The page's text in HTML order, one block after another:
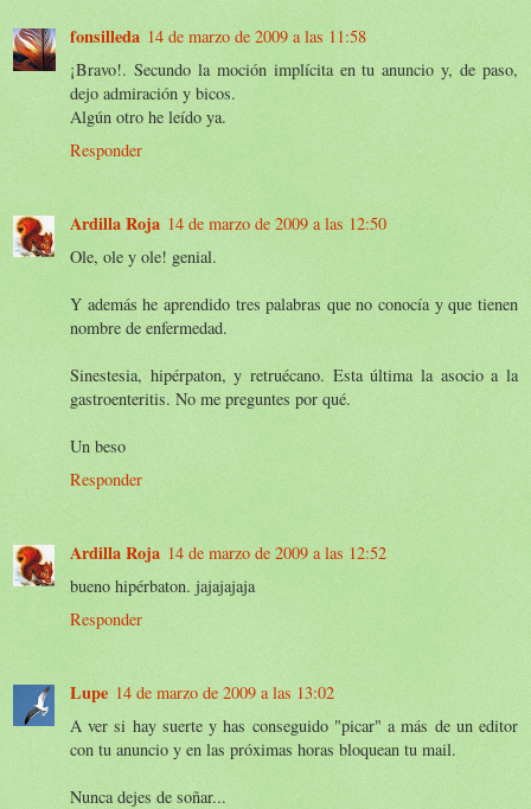
fonsilleda 14 de marzo de 2009 a las 11:58
¡Bravo!. Secundo la moción implícita en tu anuncio y, de paso,
dejo admiración y bicos.
Algún otro he leído ya.
Responder
Ardilla Roja 14 de marzo de 2009 a las 12:50
Ole, ole y ole! genial.
Y además he aprendido tres palabras que no conocía y que tienen
nombre de enfermedad.
Sinestesia, hipérpaton, y retruécano. Esta última la asocio a la
gastroenteritis. No me preguntes por qué.
Un beso
Responder
Ardilla Roja 14 de marzo de 2009 a las 12:52
bueno hipérbaton. jajajajaja
Responder
Lupe 14 de marzo de 2009 a las 13:02
A ver si hay suerte y has conseguido "picar" a más de un editor
con tu anuncio y en las próximas horas bloquean tu mail.
Nunca dejes de soñar...